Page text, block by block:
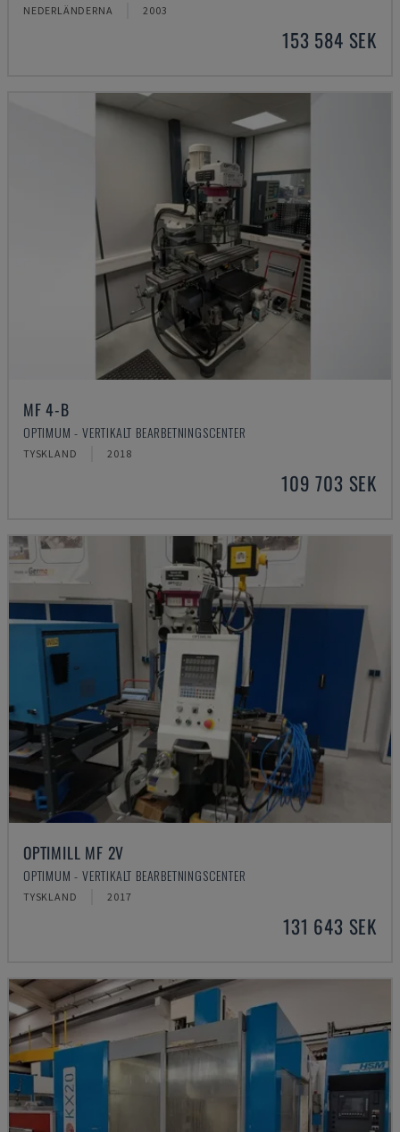
NEDERLÄNDERNA 2003
153 584 SEK
MF 4-B
OPTIMUM - VERTIKALT BEARBETNINGSCENTER
TYSKLAND 2018
109 703 SEK
OPTIMILL MF 2V
OPTIMUM - VERTIKALT BEARBETNINGSCENTER
TYSKLAND 2017
131 643 SEK